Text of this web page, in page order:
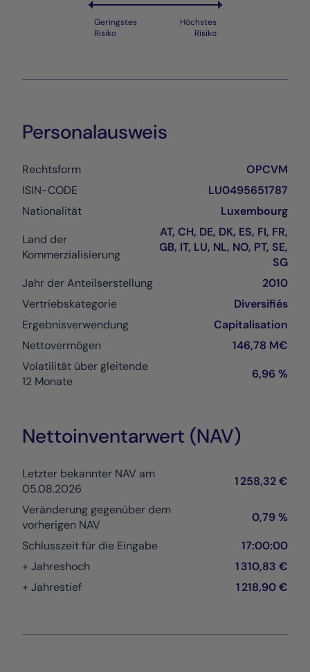
Geringstes
Risiko
Höchstes
Risiko
Personalausweis
Rechtsform
OPCVM
ISIN-CODE
LU0495651787
Nationalität
Luxembourg
Land der
Kommerzialisierung
AT, CH, DE, DK, ES, FI, FR,
GB, IT, LU, NL, NO, PT, SE,
SG
Jahr der Anteilserstellung
2010
Vertriebskategorie
Diversifiés
Ergebnisverwendung
Capitalisation
Nettovermögen
146,78 M€
Volatilität über gleitende
12 Monate
6,96 %
Nettoinventarwert (NAV)
Letzter bekannter NAV am
05.08.2026
1 258,32 €
Veränderung gegenüber dem
vorherigen NAV
0,79 %
Schlusszeit für die Eingabe
17:00:00
+ Jahreshoch
1 310,83 €
+ Jahrestief
1 218,90 €